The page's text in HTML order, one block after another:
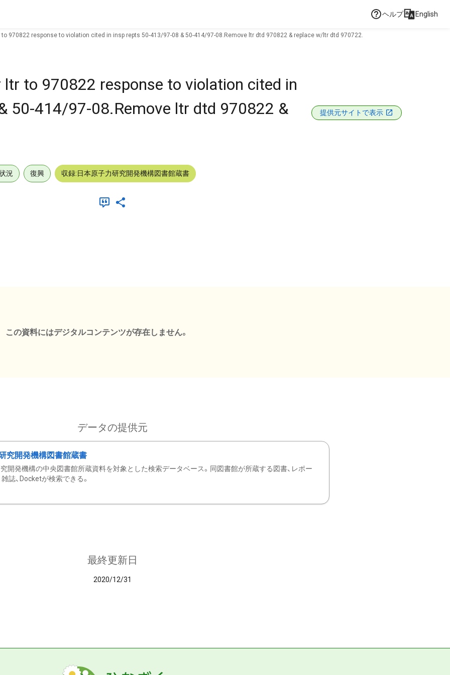
ヘルプ English
970822 response to violation cited in insp repts 50-413/97-08 & 50-414/97-08.Remove ltr dtd 970822 & replace w/ltr dtd 970722.
to 970822 response to violation cited in
50-414/97-08.Remove ltr dtd 970822 &
提供元サイトで表示
況 復興 収録:日本原子力研究開発機構図書館蔵書
この資料にはデジタルコンテンツが存在しません。
データの提供元
究開発機構図書館蔵書
開発機構の中央図書館所蔵資料を対象とした検索データベース。同図書館が所蔵する図書、レポー
雑誌、Docketが検索できる。
最終更新日
2020/12/31